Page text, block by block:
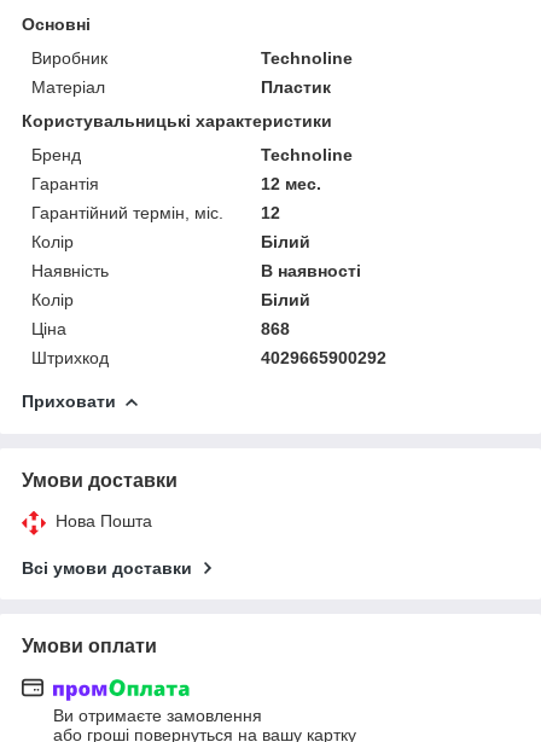
Основні
Виробник
Technoline
Матеріал
Пластик
Користувальницькі характеристики
Бренд
Technoline
Гарантія
12 мес.
Гарантійний термін, міс.
12
Колір
Білий
Наявність
В наявності
Колір
Білий
Ціна
868
Штрихкод
4029665900292
Приховати
Умови доставки
Нова Пошта
Всі умови доставки
Умови оплати
Ви отримаєте замовлення
або гроші повернуться на вашу картку